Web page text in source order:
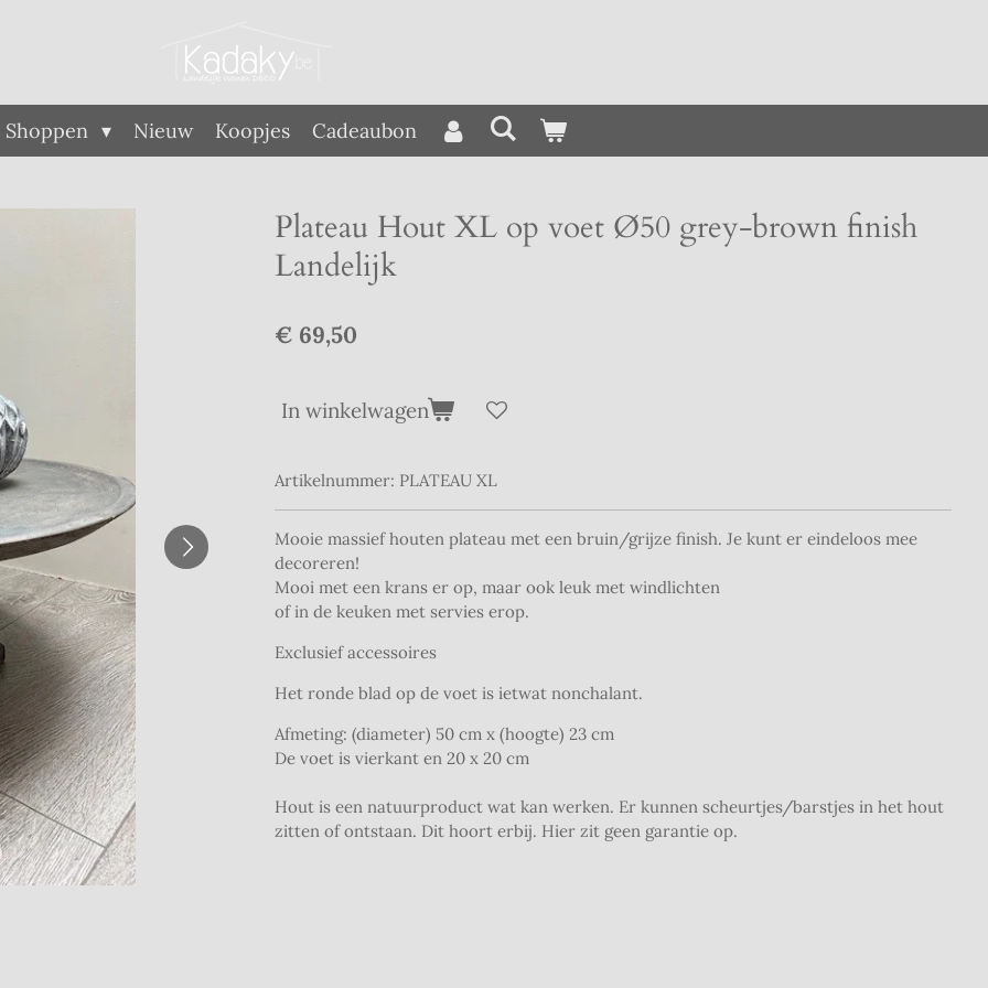
Shoppen Nieuw Koopjes Cadeaubon
Plateau Hout XL op voet Ø50 grey-brown finish
Landelijk
€ 69,50
In winkelwagen
Artikelnummer: PLATEAU XL
Mooie massief houten plateau met een bruin/grijze finish. Je kunt er eindeloos mee
decoreren!
Mooi met een krans er op, maar ook leuk met windlichten
of in de keuken met servies erop.
Exclusief accessoires
Het ronde blad op de voet is ietwat nonchalant.
Afmeting: (diameter) 50 cm x (hoogte) 23 cm
De voet is vierkant en 20 x 20 cm
Hout is een natuurproduct wat kan werken. Er kunnen scheurtjes/barstjes in het hout
zitten of ontstaan. Dit hoort erbij. Hier zit geen garantie op.